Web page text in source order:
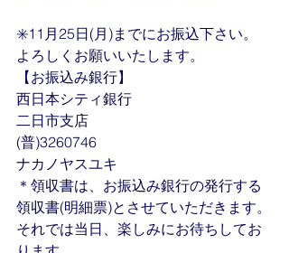
✳️11月25日(月)までにお振込下さい。
よろしくお願いいたします。
【お振込み銀行】
西日本シティ銀行
二日市支店
(普)3260746
ナカノヤスユキ
＊領収書は、お振込み銀行の発行する
領収書(明細票)とさせていただきます。
それでは当日、楽しみにお待ちしてお